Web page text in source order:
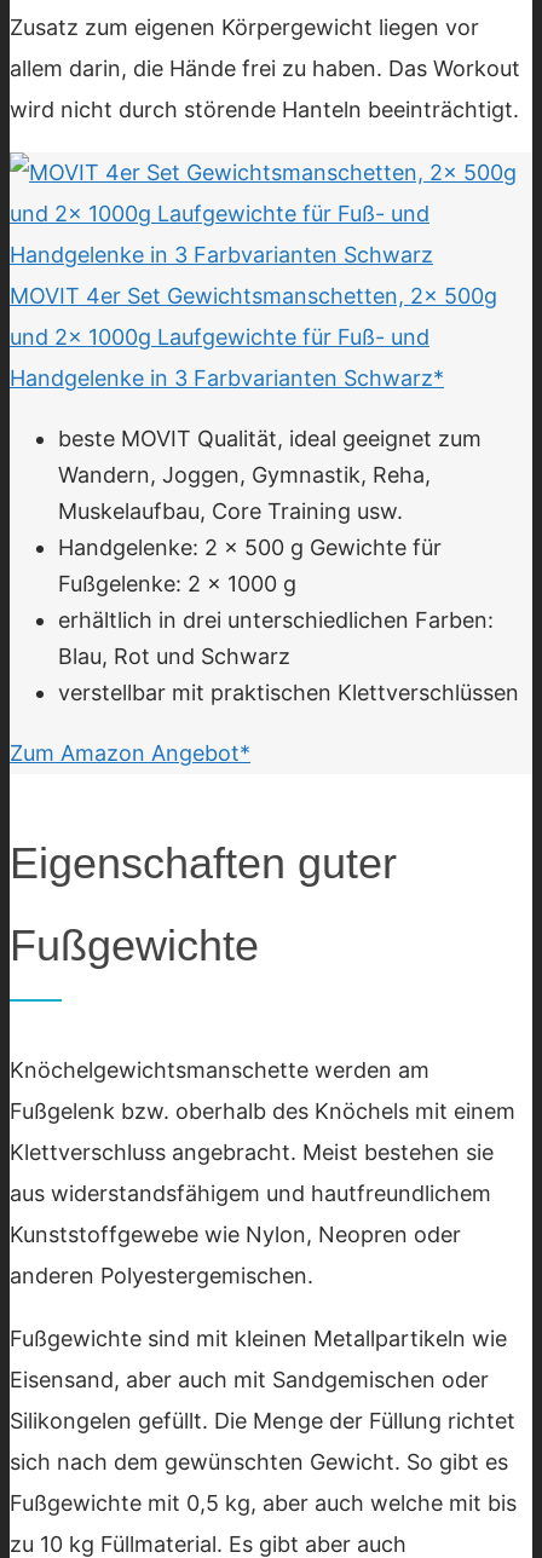
Zusatz zum eigenen Körpergewicht liegen vor
allem darin, die Hände frei zu haben. Das Workout
wird nicht durch störende Hanteln beeinträchtigt.
MOVIT 4er Set Gewichtsmanschetten, 2x 500g
und 2x 1000g Laufgewichte für Fuß- und
Handgelenke in 3 Farbvarianten Schwarz*
beste MOVIT Qualität, ideal geeignet zum
Wandern, Joggen, Gymnastik, Reha,
Muskelaufbau, Core Training usw.
Handgelenke: 2 x 500 g Gewichte für
Fußgelenke: 2 x 1000 g
erhältlich in drei unterschiedlichen Farben:
Blau, Rot und Schwarz
verstellbar mit praktischen Klettverschlüssen
Zum Amazon Angebot*
Eigenschaften guter
Fußgewichte
Knöchelgewichtsmanschette werden am
Fußgelenk bzw. oberhalb des Knöchels mit einem
Klettverschluss angebracht. Meist bestehen sie
aus widerstandsfähigem und hautfreundlichem
Kunststoffgewebe wie Nylon, Neopren oder
anderen Polyestergemischen.
Fußgewichte sind mit kleinen Metallpartikeln wie
Eisensand, aber auch mit Sandgemischen oder
Silikongelen gefüllt. Die Menge der Füllung richtet
sich nach dem gewünschten Gewicht. So gibt es
Fußgewichte mit 0,5 kg, aber auch welche mit bis
zu 10 kg Füllmaterial. Es gibt aber auch